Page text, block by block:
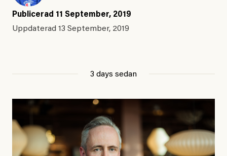
Publicerad 11 September, 2019
Uppdaterad 13 September, 2019
3 days sedan